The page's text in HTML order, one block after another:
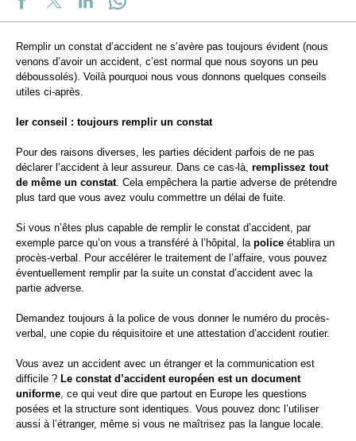
Remplir un constat d’accident ne s’avère pas toujours évident (nous
venons d’avoir un accident, c’est normal que nous soyons un peu
déboussolés). Voilà pourquoi nous vous donnons quelques conseils
utiles ci-après.
Ier conseil : toujours remplir un constat
Pour des raisons diverses, les parties décident parfois de ne pas
déclarer l’accident à leur assureur. Dans ce cas-là, remplissez tout
de même un constat. Cela empêchera la partie adverse de prétendre
plus tard que vous avez voulu commettre un délai de fuite.
Si vous n’êtes plus capable de remplir le constat d’accident, par
exemple parce qu’on vous a transféré à l’hôpital, la police établira un
procès-verbal. Pour accélérer le traitement de l’affaire, vous pouvez
éventuellement remplir par la suite un constat d’accident avec la
partie adverse.
Demandez toujours à la police de vous donner le numéro du procès-
verbal, une copie du réquisitoire et une attestation d’accident routier.
Vous avez un accident avec un étranger et la communication est
difficile ? Le constat d’accident européen est un document
uniforme, ce qui veut dire que partout en Europe les questions
posées et la structure sont identiques. Vous pouvez donc l’utiliser
aussi à l’étranger, même si vous ne maîtrisez pas la langue locale.